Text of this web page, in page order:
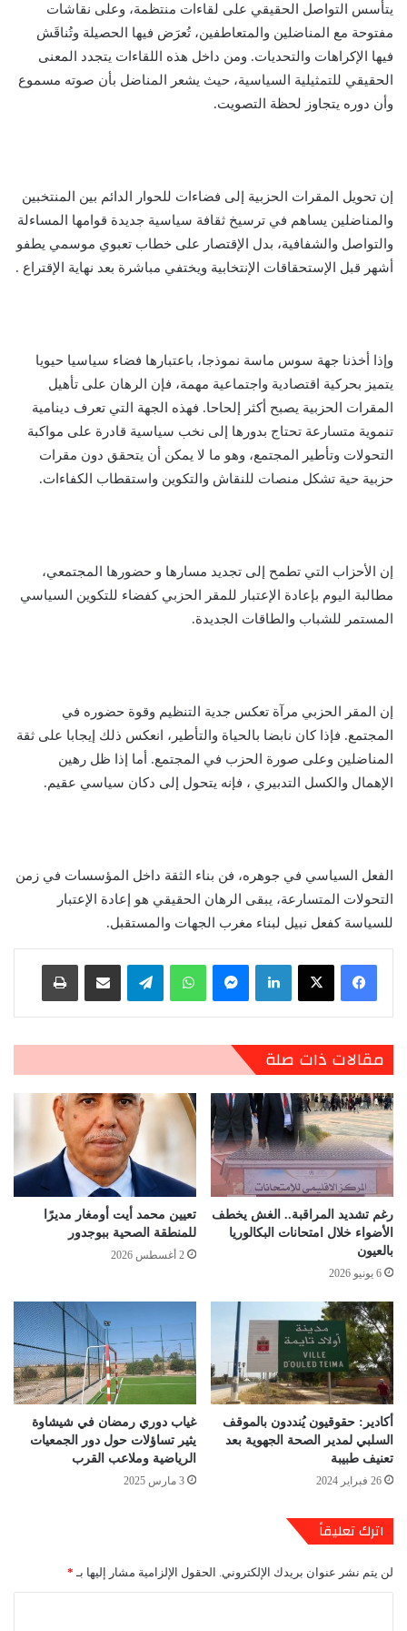
يتأسس التواصل الحقيقي على لقاءات منتظمة، وعلى نقاشات
مفتوحة مع المناضلين والمتعاطفين، تُعرَض فيها الحصيلة وتُناقَش
فيها الإكراهات والتحديات. ومن داخل هذه اللقاءات يتجدد المعنى
الحقيقي للتمثيلية السياسية، حيث يشعر المناضل بأن صوته مسموع
وأن دوره يتجاوز لحظة التصويت.
إن تحويل المقرات الحزبية إلى فضاءات للحوار الدائم بين المنتخبين
والمناضلين يساهم في ترسيخ ثقافة سياسية جديدة قوامها المساءلة
والتواصل والشفافية، بدل الإقتصار على خطاب تعبوي موسمي يطفو
أشهر قبل الإستحقاقات الإنتخابية ويختفي مباشرة بعد نهاية الإقتراع .
وإذا أخذنا جهة سوس ماسة نموذجا، باعتبارها فضاء سياسيا حيويا
يتميز بحركية اقتصادية واجتماعية مهمة، فإن الرهان على تأهيل
المقرات الحزبية يصبح أكثر إلحاحا. فهذه الجهة التي تعرف دينامية
تنموية متسارعة تحتاج بدورها إلى نخب سياسية قادرة على مواكبة
التحولات وتأطير المجتمع، وهو ما لا يمكن أن يتحقق دون مقرات
حزبية حية تشكل منصات للنقاش والتكوين واستقطاب الكفاءات.
إن الأحزاب التي تطمح إلى تجديد مسارها و حضورها المجتمعي،
مطالبة اليوم بإعادة الإعتبار للمقر الحزبي كفضاء للتكوين السياسي
المستمر للشباب والطاقات الجديدة.
إن المقر الحزبي مرآة تعكس جدية التنظيم وقوة حضوره في
المجتمع. فإذا كان نابضا بالحياة والتأطير، انعكس ذلك إيجابا على ثقة
المناضلين وعلى صورة الحزب في المجتمع. أما إذا ظل رهين
الإهمال والكسل التدبيري ، فإنه يتحول إلى دكان سياسي عقيم.
الفعل السياسي في جوهره، فن بناء الثقة داخل المؤسسات في زمن
التحولات المتسارعة، يبقى الرهان الحقيقي هو إعادة الإعتبار
للسياسة كفعل نبيل لبناء مغرب الجهات والمستقبل.
لينكدإن ماسنجر واتساب تيلقرام مشاركة عبر البريد طباعة
مقالات ذات صلة
رغم تشديد المراقبة.. الغش يخطف
الأضواء خلال امتحانات البكالوريا
بالعيون
6 يونيو 2026
تعيين محمد أيت أومغار مديرًا
للمنطقة الصحية ببوجدور
2 أغسطس 2026
أكادير: حقوقيون يُنددون بالموقف
السلبي لمدير الصحة الجهوية بعد
تعنيف طبيبة
26 فبراير 2024
غياب دوري رمضان في شيشاوة
يثير تساؤلات حول دور الجمعيات
الرياضية وملاعب القرب
3 مارس 2025
اترك تعليقاً
لن يتم نشر عنوان بريدك الإلكتروني. الحقول الإلزامية مشار إليها بـ *